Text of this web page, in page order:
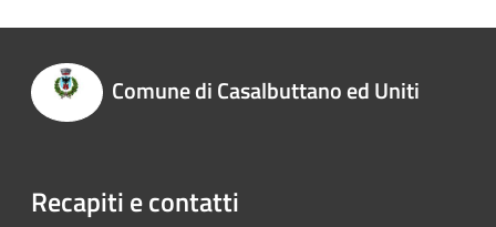
Comune di Casalbuttano ed Uniti
Recapiti e contatti